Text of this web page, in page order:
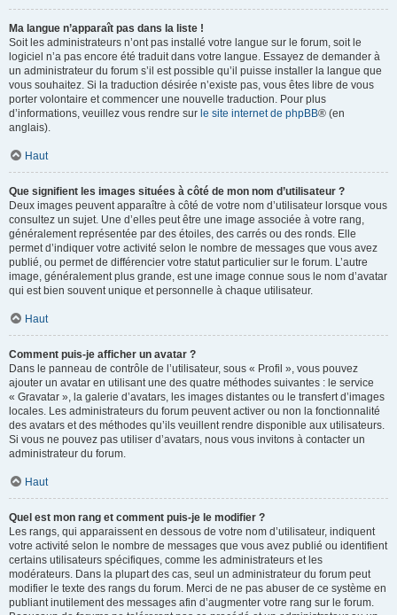
Ma langue n’apparaît pas dans la liste !
Soit les administrateurs n’ont pas installé votre langue sur le forum, soit le
logiciel n’a pas encore été traduit dans votre langue. Essayez de demander à
un administrateur du forum s’il est possible qu’il puisse installer la langue que
vous souhaitez. Si la traduction désirée n’existe pas, vous êtes libre de vous
porter volontaire et commencer une nouvelle traduction. Pour plus
d’informations, veuillez vous rendre sur le site internet de phpBB® (en
anglais).
Haut
Que signifient les images situées à côté de mon nom d’utilisateur ?
Deux images peuvent apparaître à côté de votre nom d’utilisateur lorsque vous
consultez un sujet. Une d’elles peut être une image associée à votre rang,
généralement représentée par des étoiles, des carrés ou des ronds. Elle
permet d’indiquer votre activité selon le nombre de messages que vous avez
publié, ou permet de différencier votre statut particulier sur le forum. L’autre
image, généralement plus grande, est une image connue sous le nom d’avatar
qui est bien souvent unique et personnelle à chaque utilisateur.
Haut
Comment puis-je afficher un avatar ?
Dans le panneau de contrôle de l’utilisateur, sous « Profil », vous pouvez
ajouter un avatar en utilisant une des quatre méthodes suivantes : le service
« Gravatar », la galerie d’avatars, les images distantes ou le transfert d’images
locales. Les administrateurs du forum peuvent activer ou non la fonctionnalité
des avatars et des méthodes qu’ils veuillent rendre disponible aux utilisateurs.
Si vous ne pouvez pas utiliser d’avatars, nous vous invitons à contacter un
administrateur du forum.
Haut
Quel est mon rang et comment puis-je le modifier ?
Les rangs, qui apparaissent en dessous de votre nom d’utilisateur, indiquent
votre activité selon le nombre de messages que vous avez publié ou identifient
certains utilisateurs spécifiques, comme les administrateurs et les
modérateurs. Dans la plupart des cas, seul un administrateur du forum peut
modifier le texte des rangs du forum. Merci de ne pas abuser de ce système en
publiant inutilement des messages afin d’augmenter votre rang sur le forum.